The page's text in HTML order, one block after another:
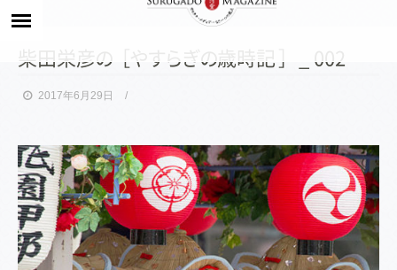
柴田栄 彦の［ や す らぎ の歳時記 ］ _ 002
2017年6月29日